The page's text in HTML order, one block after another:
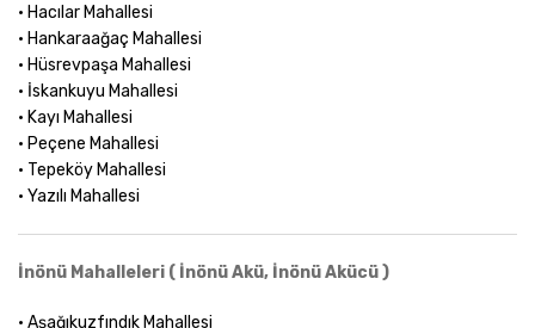
• Hacılar Mahallesi
• Hankaraağaç Mahallesi
• Hüsrevpaşa Mahallesi
• İskankuyu Mahallesi
• Kayı Mahallesi
• Peçene Mahallesi
• Tepeköy Mahallesi
• Yazılı Mahallesi
İnönü Mahalleleri ( İnönü Akü, İnönü Akücü )
• Aşağıkuzfındık Mahallesi